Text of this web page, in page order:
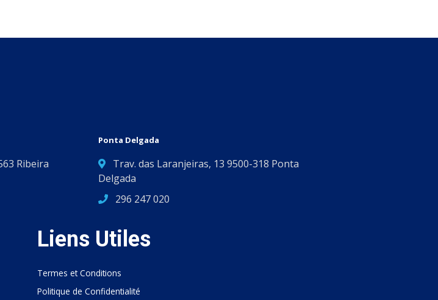
Ribeira
Ponta Delgada
Trav. das Laranjeiras, 13 9500-318 Ponta
Delgada
296 247 020
Liens Utiles
Termes et Conditions
Politique de Confidentialité